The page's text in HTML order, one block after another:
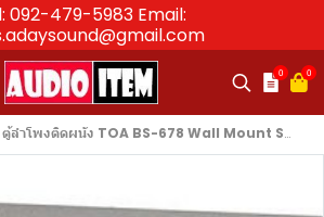
092-479-5983 Email:
0 0
ตู้ลำโพงติดผนัง TOA BS-678 Wall Mount Speaker 6 W ขนาด 6 นิ้ว